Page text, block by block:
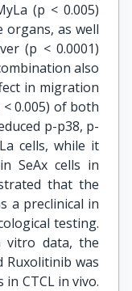
(p < 0.005)
organs, as well
(p < 0.0001)
also
in migration
0.005) of both
p-p38, p-
cells, while it
SeAx cells in
that the
a preclinical in
testing.
vitro data, the
Ruxolitinib was
CTCL in vivo.